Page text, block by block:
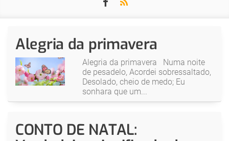
Alegria da primavera
Alegria da primavera Numa noite
de pesadelo, Acordei sobressaltado,
Desolado, cheio de medo; Eu
sonhara que um...
CONTO DE NATAL: